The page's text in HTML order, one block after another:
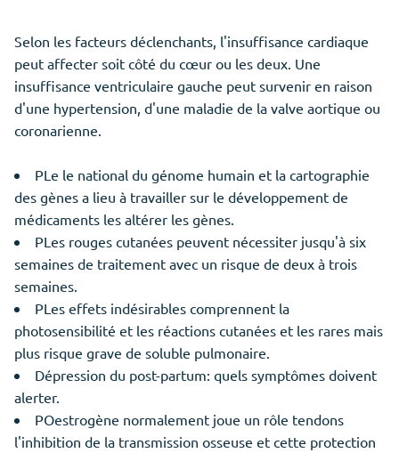
Selon les facteurs déclenchants, l'insuffisance cardiaque
peut affecter soit côté du cœur ou les deux. Une
insuffisance ventriculaire gauche peut survenir en raison
d'une hypertension, d'une maladie de la valve aortique ou
coronarienne.
PLe le national du génome humain et la cartographie
des gènes a lieu à travailler sur le développement de
médicaments les altérer les gènes.
PLes rouges cutanées peuvent nécessiter jusqu'à six
semaines de traitement avec un risque de deux à trois
semaines.
PLes effets indésirables comprennent la
photosensibilité et les réactions cutanées et les rares mais
plus risque grave de soluble pulmonaire.
Dépression du post-partum: quels symptômes doivent
alerter.
POestrogène normalement joue un rôle tendons
l'inhibition de la transmission osseuse et cette protection